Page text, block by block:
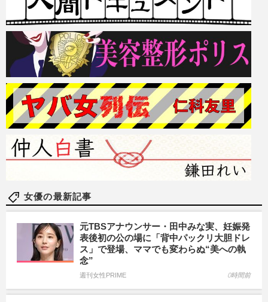
女優の最新記事
元TBSアナウンサー・田中みな実、妊娠発
表後初の公の場に「背中パックリ大胆ドレ
ス」で登場、ママでも変わらぬ“美への執
念”
週刊女性PRIME 0時間前